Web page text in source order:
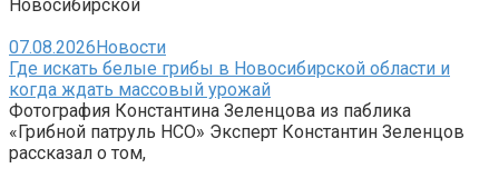
Новосибирской
07.08.2026Новости
Где искать белые грибы в Новосибирской области и
когда ждать массовый урожай
Фотография Константина Зеленцова из паблика
«Грибной патруль НСО» Эксперт Константин Зеленцов
рассказал о том,